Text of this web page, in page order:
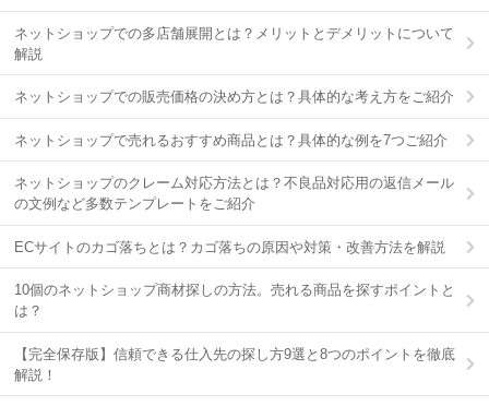
ネットショップでの多店舗展開とは？メリットとデメリットについて
解説
ネットショップでの販売価格の決め方とは？具体的な考え方をご紹介
ネットショップで売れるおすすめ商品とは？具体的な例を7つご紹介
ネットショップのクレーム対応方法とは？不良品対応用の返信メール
の文例など多数テンプレートをご紹介
ECサイトのカゴ落ちとは？カゴ落ちの原因や対策・改善方法を解説
10個のネットショップ商材探しの方法。売れる商品を探すポイントと
は？
【完全保存版】信頼できる仕入先の探し方9選と8つのポイントを徹底
解説！